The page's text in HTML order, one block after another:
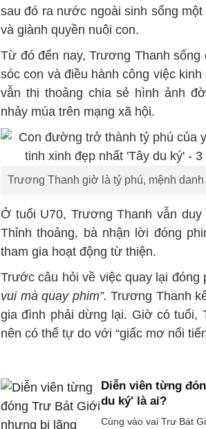
sau đó ra nước ngoài sinh sống
và giành quyền nuôi con.
Từ đó đến nay, Trương Thanh
sóc con và điều hành công việc
vẫn thi thoảng chia sẻ hình ảnh
nhảy múa trên mạng xã hội.
Trương Thanh giờ là tỷ phú, mệnh danh
Ở tuổi U70, Trương Thanh vẫn
Thỉnh thoảng, bà nhận lời đóng
tham gia hoạt động từ thiện.
Trước câu hỏi về việc quay lại
vui mà quay phim”. Trương Thanh
gia đình phải dừng lại. Giờ có tuổi,
nên có thể tự do với “giấc mơ nổi
Diễn viên từng
du ký' là ai?
Cùng vào vai Trư Bát